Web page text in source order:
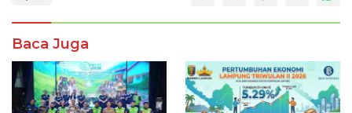
Baca Juga